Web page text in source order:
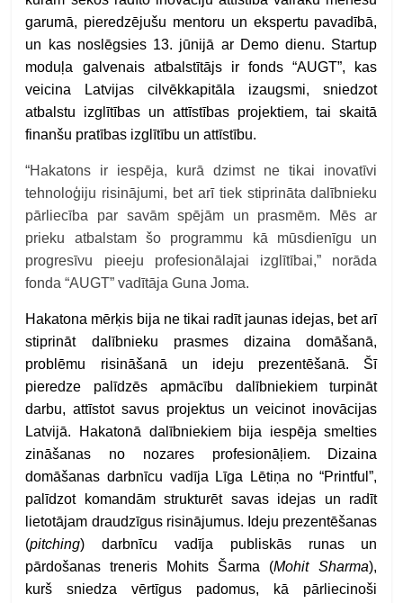
garumā, pieredzējušu mentoru un ekspertu pavadībā,
un kas noslēgsies 13. jūnijā ar Demo dienu. Startup
moduļa galvenais atbalstītājs ir fonds “AUGT”, kas
veicina Latvijas cilvēkkapitāla izaugsmi, sniedzot
atbalstu izglītības un attīstības projektiem, tai skaitā
finanšu pratības izglītību un attīstību.
“Hakatons ir iespēja, kurā dzimst ne tikai inovatīvi
tehnoloģiju risinājumi, bet arī tiek stiprināta dalībnieku
pārliecība par savām spējām un prasmēm. Mēs ar
prieku atbalstam šo programmu kā mūsdienīgu un
progresīvu pieeju profesionālajai izglītībai,” norāda
fonda “AUGT” vadītāja Guna Joma.
Hakatona mērķis bija ne tikai radīt jaunas idejas, bet arī
stiprināt dalībnieku prasmes dizaina domāšanā,
problēmu risināšanā un ideju prezentēšanā. Šī
pieredze palīdzēs apmācību dalībniekiem turpināt
darbu, attīstot savus projektus un veicinot inovācijas
Latvijā. Hakatonā dalībniekiem bija iespēja smelties
zināšanas no nozares profesionāļiem. Dizaina
domāšanas darbnīcu vadīja Līga Lētiņa no “Printful”,
palīdzot komandām strukturēt savas idejas un radīt
lietotājam draudzīgus risinājumus. Ideju prezentēšanas
(pitching) darbnīcu vadīja publiskās runas un
pārdošanas treneris Mohits Šarma (Mohit Sharma),
kurš sniedza vērtīgus padomus, kā pārliecinoši